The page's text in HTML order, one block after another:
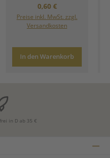
Regulärer Preis:
0,60 €
Preise inkl. MwSt. zzgl.
Versandkosten
In den Warenkorb
in D ab 35 €